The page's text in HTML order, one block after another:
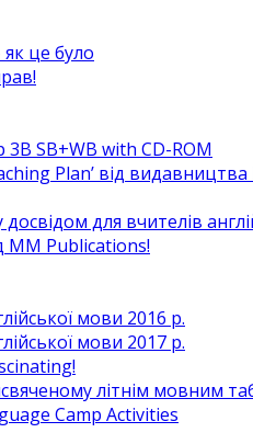
це було
SB+WB with CD-ROM
Plan’ від
для вчителів
MM Publications!
мови 2016 р.
мови 2017 р.
літнім мовним
Camp Activities